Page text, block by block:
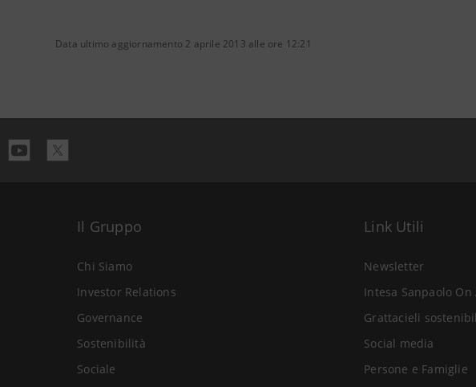
Data ultimo aggiornamento 2 aprile 2013 alle ore 12:21
Il Gruppo
Chi Siamo
Investor Relations
Governance
Sostenibilità
Sociale
Link Utili
Newsletter
Intesa Sanpaolo On
Grattacieli
Social media
Persone e Famiglie